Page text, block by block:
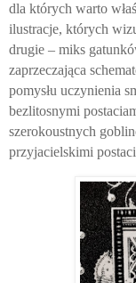
dla których warto
ilustracje, których
drugie – miks
zaprzeczająca
pomysłu uczynienia
bezlitosnymi
szerokoustnych
przyjacielskimi